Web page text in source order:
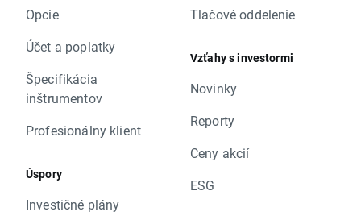
Opcie
Účet a poplatky
Špecifikácia
inštrumentov
Profesionálny klient
Úspory
Investičné plány
Tlačové oddelenie
Vzťahy s investormi
Novinky
Reporty
Ceny akcií
ESG